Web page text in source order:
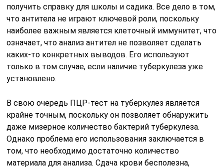
получить справку для школы и садика. Все дело в том,
что антитела не играют ключевой роли, поскольку
наиболее важным является клеточный иммунитет, что
означает, что анализ антител не позволяет сделать
каких-то конкретных выводов. Его используют
только в том случае, если наличие туберкулеза уже
установлено.
В свою очередь ПЦР-тест на туберкулез является
крайне точным, поскольку он позволяет обнаружить
даже мизерное количество бактерий туберкулеза.
Однако проблема его использования заключается в
том, что необходимо достаточно количество
материала для анализа. Сдача крови бесполезна,